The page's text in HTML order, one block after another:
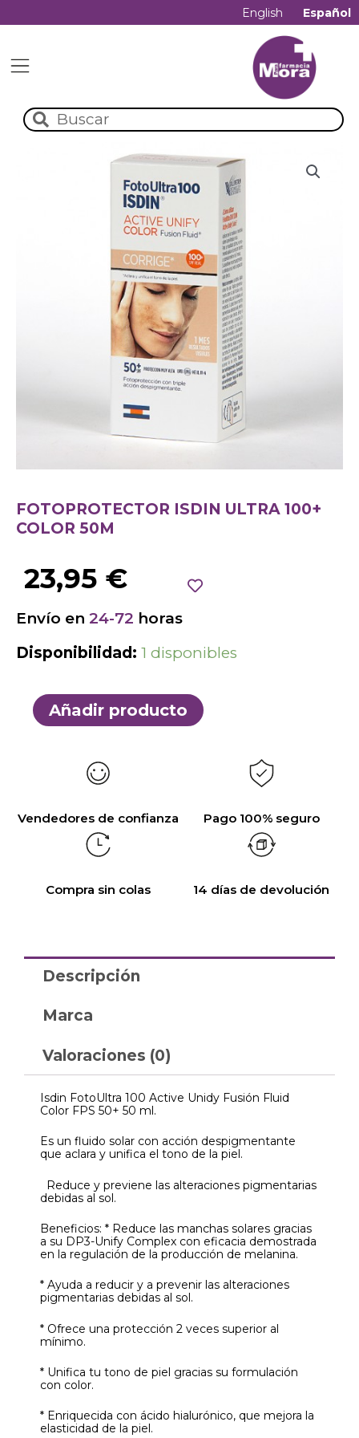
English Español
FOTOPROTECTOR ISDIN ULTRA 100+
COLOR 50M
23,95 €
Envío en 24-72 horas
Disponibilidad: 1 disponibles
Añadir producto
Vendedores de confianza Pago 100% seguro
Compra sin colas 14 días de devolución
Descripción
Marca
Valoraciones (0)
Isdin FotoUltra 100 Active Unidy Fusión Fluid
Color FPS 50+ 50 ml.
Es un fluido solar con acción despigmentante
que aclara y unifica el tono de la piel.
Reduce y previene las alteraciones pigmentarias
debidas al sol.
Beneficios: * Reduce las manchas solares gracias
a su DP3-Unify Complex con eficacia demostrada
en la regulación de la producción de melanina.
* Ayuda a reducir y a prevenir las alteraciones
pigmentarias debidas al sol.
* Ofrece una protección 2 veces superior al
mínimo.
* Unifica tu tono de piel gracias su formulación
con color.
* Enriquecida con ácido hialurónico, que mejora la
elasticidad de la piel.